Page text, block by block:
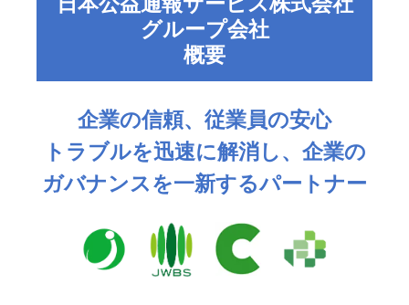
グループ会社
概要
企業の信頼、従業員の安心
トラブルを迅速に解消し、企業の
ガバナンスを一新するパートナー